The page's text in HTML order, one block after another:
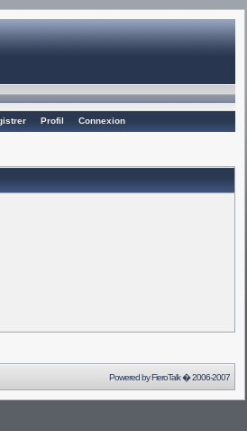
Profil Connexion
Powered byFieroTalk� 2006-2007